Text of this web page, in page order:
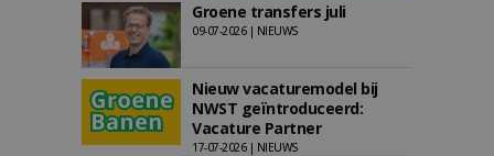
Groene transfers juli
09-07-2026 | NIEUWS
Nieuw vacaturemodel bij
NWST geïntroduceerd:
Vacature Partner
17-07-2026 | NIEUWS